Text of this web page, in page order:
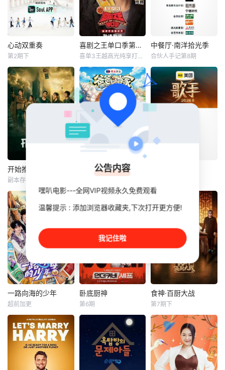
心动双重奏
《心动双重奏》首
档代际交友真人
秀，8位单身青年
携长辈开启13天寻
爱之旅。以青年心
动为主线、长辈陪
伴为辅线，纪实记
录约会相处点滴，
家庭温情与现实婚
恋视角，呈现兼具
浪漫与烟火气的双
向寻爱故
心动双重奏
第2期下
喜剧之王单口季第三季
节目将延续从小人
物到喜剧之王的故
事，汇聚来自全国
各地脱口秀俱乐部
的优秀单口喜剧演
员和漫才组合。每
一位“小人物”都将
带着真实感与鲜活
台，他们不设限不
被定义，在喜剧的
世界里野蛮生长，
喜剧之王单口季第三季
喜单3王越高光纯享打包看
中餐厅·南洋拾光季
昆凌
.【嘿叭电影-1080
P资源免费观看，
无广告，不卡顿】..
中餐厅·南洋拾光季
合伙人手记第8期
金靖
张凌赫
节目是一档开放式
真人社交推理游戏
综艺。由刘宇宁、
金靖、张凌赫、丁
程鑫、周柯宇组成
的玩家团将共同进
入游戏世界《推
门》，他们将沉浸
式体验不同的角色
人生、团结协作通
探索“推门”背后的
终极真相
开始推理吧第四季
副本存档中第9期
爸爸当家第五季
萨琪拉
萨安飒尔
演组“回访”其他三
温暖大家庭的串门
之旅，全方位展现
“爸爸当家·慢享季”
中四组家庭的全新
变化与孩子们的成
热播综艺免费在线
观看】
爸爸当家第五季
5月22日起，每周
五19:30湖南卫视&
芒果TV现场直播
一路向海的少年
张极
节目将5位少年空
投至离海最远的大
陆腹地，他们只有
一辆车和一车椰子
一路向海的少年
超前加更
卧底厨神
Sam Kim、郑智善
与权圣晙早已在韩
国料理界闯出名
号，成为备受瞩目
卧底厨神
第6期
食神·百厨大战
高叶
美食对抗综艺《食
神·百厨大战》是浙
江卫视与优酷联合
打造的星素厨艺竞
食神·百厨大战
第7期下
公告内容
嘿叭电影---全网VIP视频永久免费观看
温馨提示 : 添加浏览器收藏夹,下次打开更方便!
我记住啦